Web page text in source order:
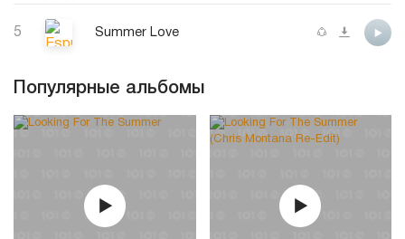
5 Summer Love
Популярные альбомы